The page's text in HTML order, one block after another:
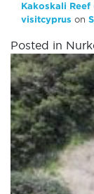
Kakoskali
visitcyprus on
Posted in